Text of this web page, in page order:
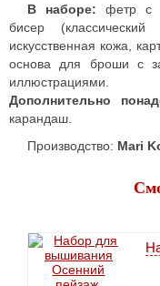
В наборе: фетр с
бисер (классический
искусственная кожа,
основа для броши с
иллюстрациями.
Дополнительно
карандаш.
Производство: Mari